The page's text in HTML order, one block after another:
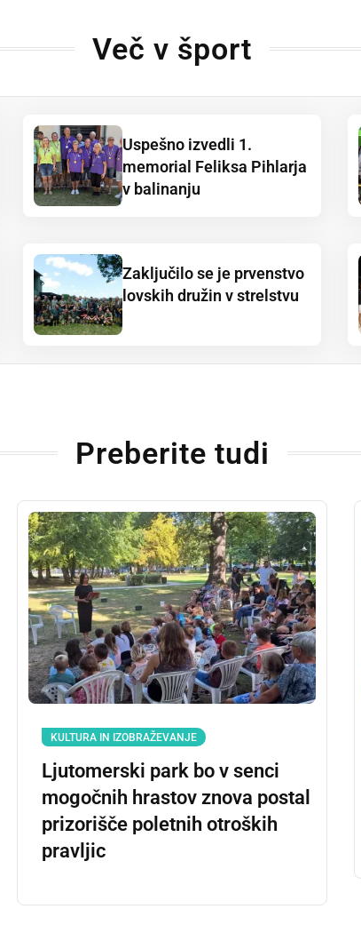
Več v šport
Uspešno izvedli 1.
memorial Feliksa Pihlarja
v balinanju
Zaključilo se je prvenstvo
lovskih družin v strelstvu
Preberite tudi
KULTURA IN IZOBRAŽEVANJE
Ljutomerski park bo v senci
mogočnih hrastov znova postal
prizorišče poletnih otroških
pravljic